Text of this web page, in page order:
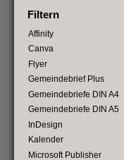
Filtern
Affinity
Canva
Flyer
Gemeindebrief Plus
Gemeindebriefe DIN A4
Gemeindebriefe DIN A5
InDesign
Kalender
Microsoft Publisher